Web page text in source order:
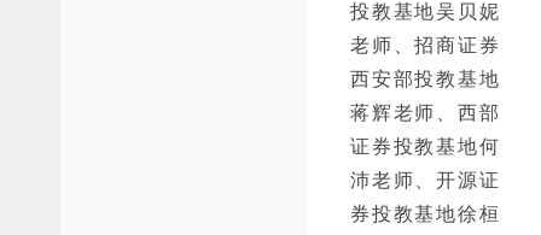
投教基地吴贝妮
老师、招商证券
西安部投教基地
蒋辉老师、西部
证券投教基地何
沛老师、开源证
券投教基地徐桓